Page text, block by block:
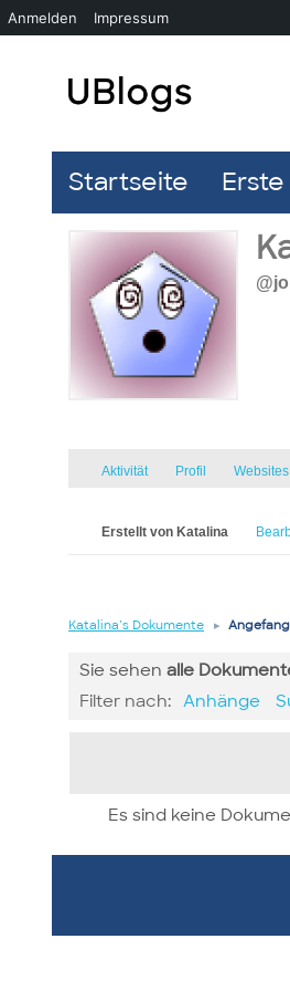
Startseite
Aktivität Profil Websites
Erstellt von Katalina
Katalina’s Dokumente ▸
Sie sehen alle
Filter nach: Anhänge
Es sind keine
Anmelden Impressum